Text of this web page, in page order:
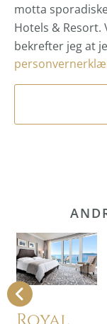
motta
Hotels & Resort.
bekrefter jeg at